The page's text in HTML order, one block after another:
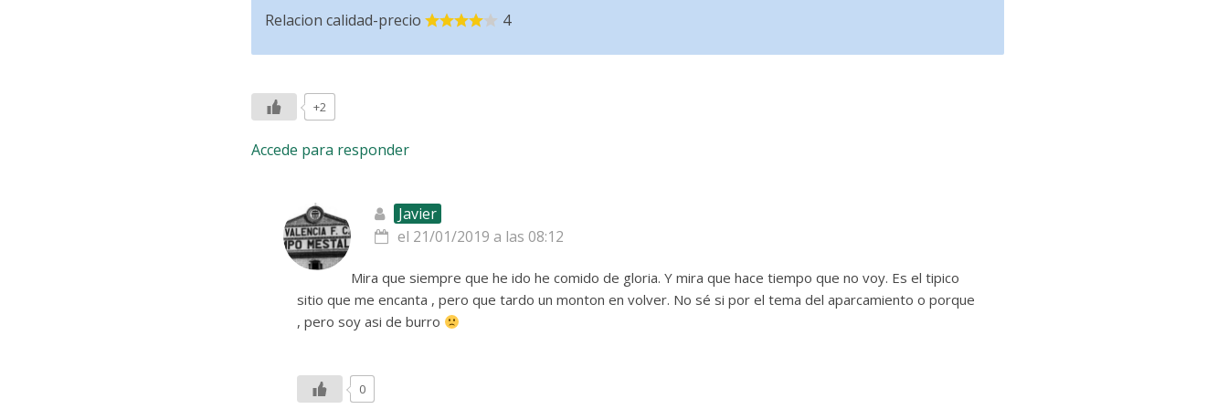
Relacion calidad-precio 4
+2
Accede para responder
Javier
el 21/01/2019 a las 08:12
Mira que siempre que he ido he comido de gloria. Y mira que hace tiempo que no voy. Es el tipico
sitio que me encanta , pero que tardo un monton en volver. No sé si por el tema del aparcamiento o porque
, pero soy asi de burro
0